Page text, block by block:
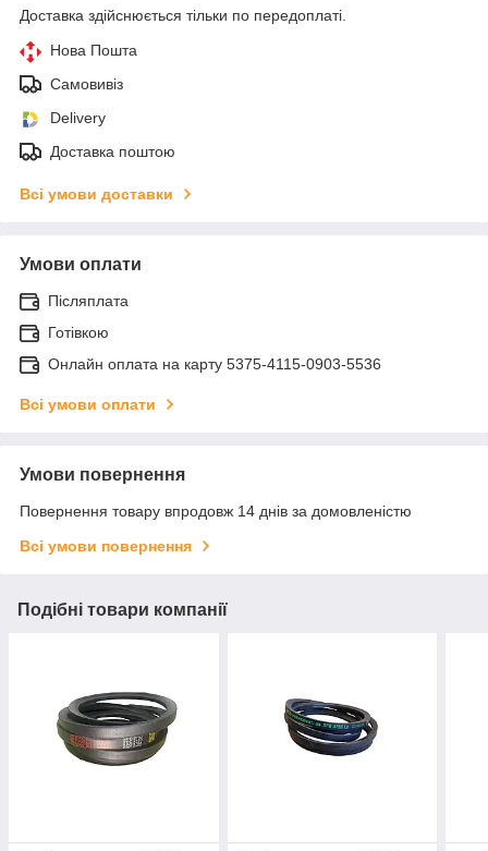
Доставка здійснюється тільки по передоплаті.
Нова Пошта
Самовивіз
Delivery
Доставка поштою
Всі умови доставки
Умови оплати
Післяплата
Готівкою
Онлайн оплата на карту 5375-4115-0903-5536
Всі умови оплати
Умови повернення
Повернення товару впродовж 14 днів за домовленістю
Всі умови повернення
Подібні товари компанії